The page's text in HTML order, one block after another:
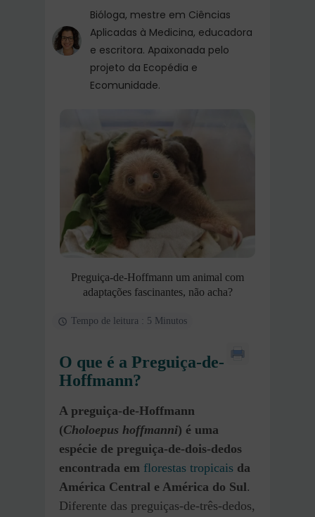
Bióloga, mestre em Ciências
Aplicadas à Medicina, educadora
e escritora. Apaixonada pelo
projeto da Ecopédia e
Ecomunidade.
Preguiça-de-Hoffmann um animal com
adaptações fascinantes, não acha?
Tempo de leitura : 5 Minutos
O que é a Preguiça-de-
Hoffmann?
A preguiça-de-Hoffmann
(Choloepus hoffmanni) é uma
espécie de preguiça-de-dois-dedos
encontrada em florestas tropicais da
América Central e América do Sul.
Diferente das preguiças-de-três-dedos,